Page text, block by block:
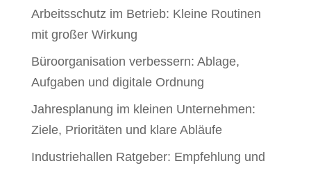
Arbeitsschutz im Betrieb: Kleine Routinen
mit großer Wirkung
Büroorganisation verbessern: Ablage,
Aufgaben und digitale Ordnung
Jahresplanung im kleinen Unternehmen:
Ziele, Prioritäten und klare Abläufe
Industriehallen Ratgeber: Empfehlung und